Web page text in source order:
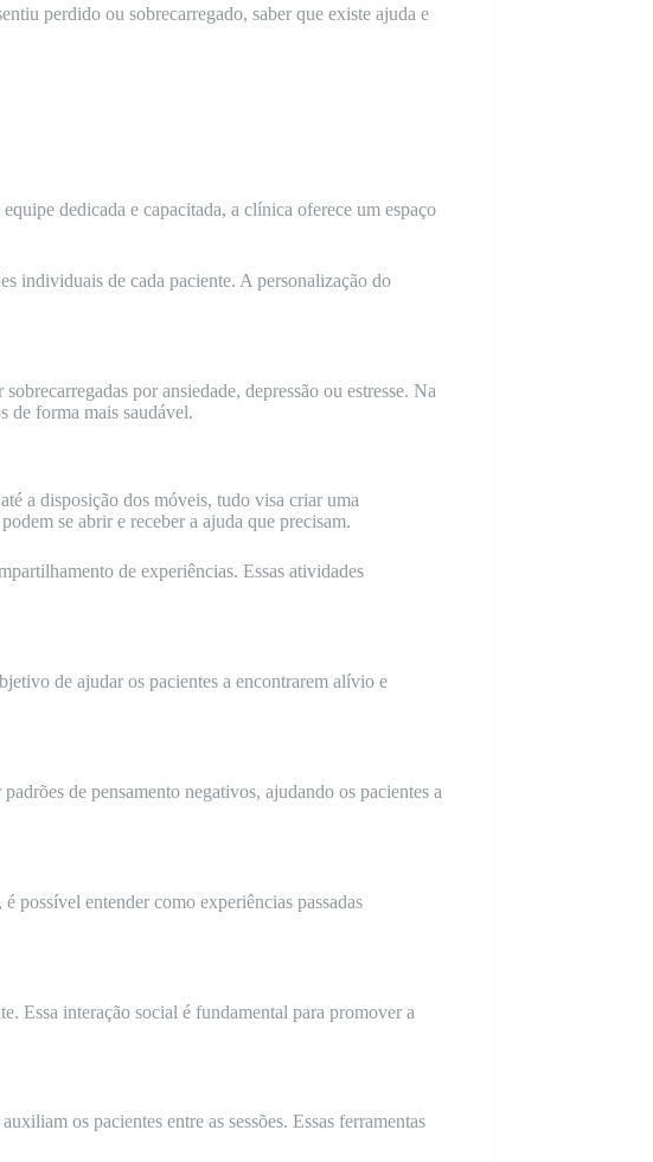
perdido ou sobrecarregado, saber que existe ajuda e
dedicada e capacitada, a clínica oferece um espaço
individuais de cada paciente. A personalização do
por ansiedade, depressão ou estresse. Na
de forma mais saudável.
a disposição dos móveis, tudo visa criar uma
se abrir e receber a ajuda que precisam.
de experiências. Essas atividades
de ajudar os pacientes a encontrarem alívio e
de pensamento negativos, ajudando os pacientes a
possível entender como experiências passadas
Essa interação social é fundamental para promover a
os pacientes entre as sessões. Essas ferramentas